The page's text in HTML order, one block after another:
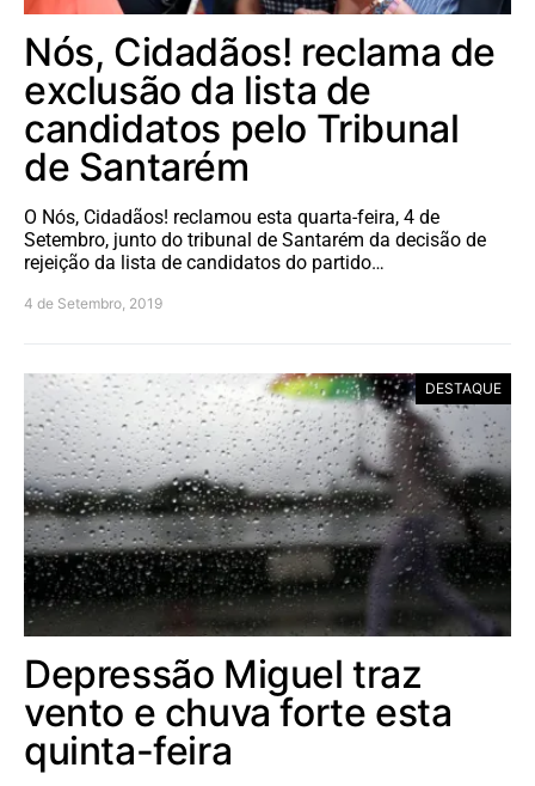
Nós, Cidadãos! reclama de
exclusão da lista de
candidatos pelo Tribunal
de Santarém
O Nós, Cidadãos! reclamou esta quarta-feira, 4 de
Setembro, junto do tribunal de Santarém da decisão de
rejeição da lista de candidatos do partido…
4 de Setembro, 2019
DESTAQUE
Depressão Miguel traz
vento e chuva forte esta
quinta-feira